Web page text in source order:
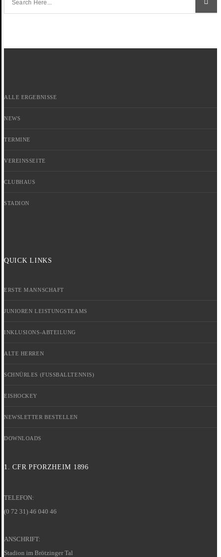
ALLE ERGEBNISSE
NEWS
TERMINE
VEREINSSEITE
CLUBHAUS
STADION
QUICK LINKS
ERSTE MANNSCHAFT
JUNIOREN LEISTUNGSTEAMS
INKLUSIONS-ABTEILUNG
ALTE HERREN
SCHNÜRLES (FUSSBALLTENNIS)
EISHOCKEY
NEWSLETTER BESTELLEN
DOWNLOADS
1. CFR PFORZHEIM 1896
TELEFON:
(0 72 31) 46 040 46
ANSCHRIFT:
Stadion im Brötzinger Tal